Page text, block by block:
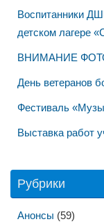
Воспитанники
детском лагере
ВНИМАНИЕ
День ветеранов
Фестиваль
Выставка работ
Рубрики
Анонсы (59)